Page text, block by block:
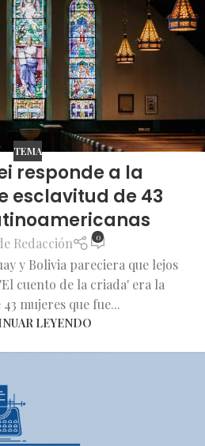
TEMA
responde a la
esclavitud de 43
Redacción 0
y Bolivia pareciera que lejos
cuento de la criada' era la
mujeres que fue...
LEYENDO